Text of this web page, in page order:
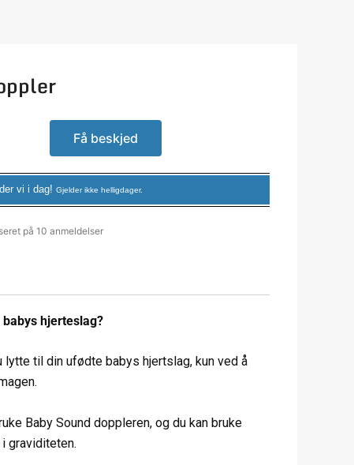
vi i dag! Gjelder ikke helligdager.
på 10 anmeldelser
hjerteslag?
lytte til din ufødte babys hjertslag, kun ved å
Baby Sound doppleren, og du kan bruke
graviditeten.